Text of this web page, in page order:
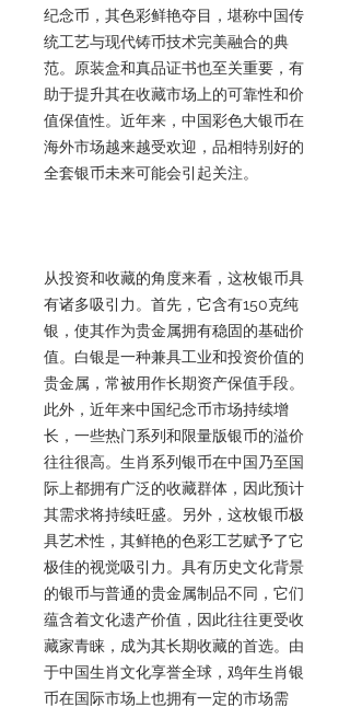
纪念币，其色彩鲜艳夺目，堪称中国传
统工艺与现代铸币技术完美融合的典
范。原装盒和真品证书也至关重要，有
助于提升其在收藏市场上的可靠性和价
值保值性。近年来，中国彩色大银币在
海外市场越来越受欢迎，品相特别好的
全套银币未来可能会引起关注。
从投资和收藏的角度来看，这枚银币具
有诸多吸引力。首先，它含有150克纯
银，使其作为贵金属拥有稳固的基础价
值。白银是一种兼具工业和投资价值的
贵金属，常被用作长期资产保值手段。
此外，近年来中国纪念币市场持续增
长，一些热门系列和限量版银币的溢价
往往很高。生肖系列银币在中国乃至国
际上都拥有广泛的收藏群体，因此预计
其需求将持续旺盛。另外，这枚银币极
具艺术性，其鲜艳的色彩工艺赋予了它
极佳的视觉吸引力。具有历史文化背景
的银币与普通的贵金属制品不同，它们
蕴含着文化遗产价值，因此往往更受收
藏家青睐，成为其长期收藏的首选。由
于中国生肖文化享誉全球，鸡年生肖银
币在国际市场上也拥有一定的市场需